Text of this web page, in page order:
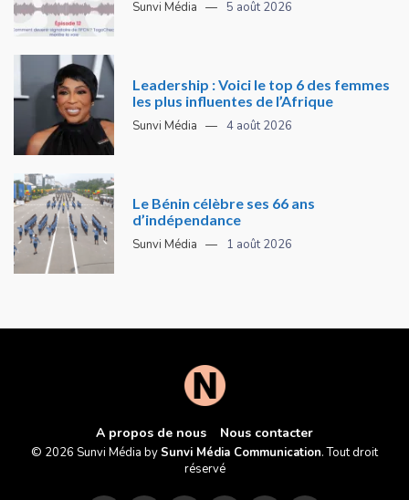
Sunvi Média 5 août 2026
Leadership : Voici le top 6 des femmes
les plus influentes de l’Afrique
Sunvi Média 4 août 2026
Le Bénin célèbre ses 66 ans
d’indépendance
Sunvi Média 1 août 2026
A propos de nous Nous contacter
© 2026 Sunvi Média by Sunvi Média Communication. Tout droit
réservé